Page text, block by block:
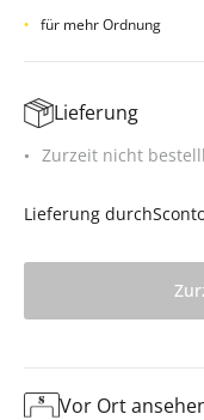
für mehr Ordnung
Lieferung
Zurzeit nicht
Lieferung durch
Vor Ort